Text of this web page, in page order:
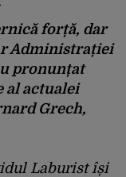
forță, dar
Administrației
pronunțat
al actualei
Grech,
Laburist își